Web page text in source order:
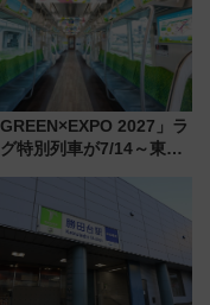
2027」ラ
特別列車が7/14～東
の編成やデザインまと